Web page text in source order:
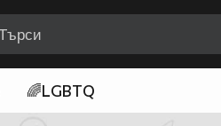
🌈LGBTQ